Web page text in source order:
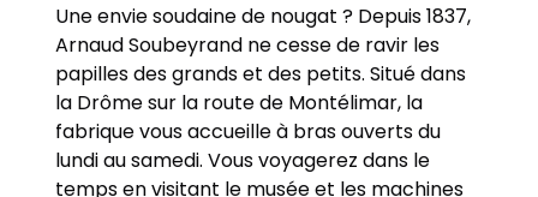
Une envie soudaine de nougat ? Depuis 1837,
Arnaud Soubeyrand ne cesse de ravir les
papilles des grands et des petits. Situé dans
la Drôme sur la route de Montélimar, la
fabrique vous accueille à bras ouverts du
lundi au samedi. Vous voyagerez dans le
temps en visitant le musée et les machines